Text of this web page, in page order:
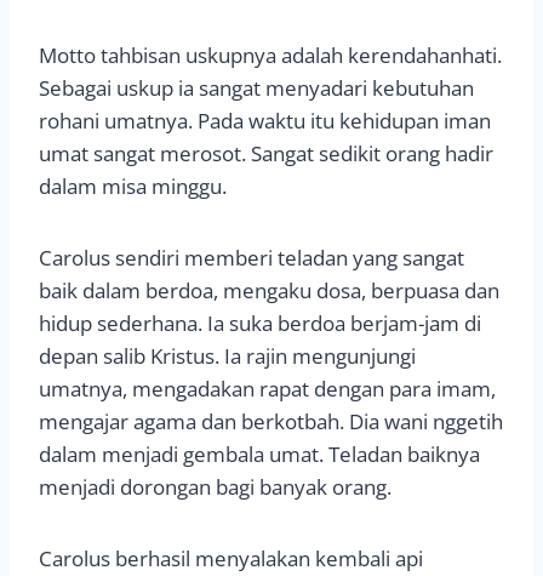
Motto tahbisan uskupnya adalah kerendahanhati.
Sebagai uskup ia sangat menyadari kebutuhan
rohani umatnya. Pada waktu itu kehidupan iman
umat sangat merosot. Sangat sedikit orang hadir
dalam misa minggu.
Carolus sendiri memberi teladan yang sangat
baik dalam berdoa, mengaku dosa, berpuasa dan
hidup sederhana. Ia suka berdoa berjam-jam di
depan salib Kristus. Ia rajin mengunjungi
umatnya, mengadakan rapat dengan para imam,
mengajar agama dan berkotbah. Dia wani nggetih
dalam menjadi gembala umat. Teladan baiknya
menjadi dorongan bagi banyak orang.
Carolus berhasil menyalakan kembali api